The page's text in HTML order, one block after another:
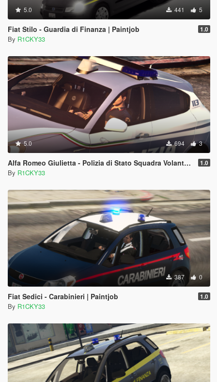
5.0 441 5
Fiat Stilo - Guardia di Finanza | Paintjob 1.0
By R1CKY33
5.0 694 3
Alfa Romeo Giulietta - Polizia di Stato Squadra Volante | Reskin 1.0
By R1CKY33
387 0
Fiat Sedici - Carabinieri | Paintjob 1.0
By R1CKY33